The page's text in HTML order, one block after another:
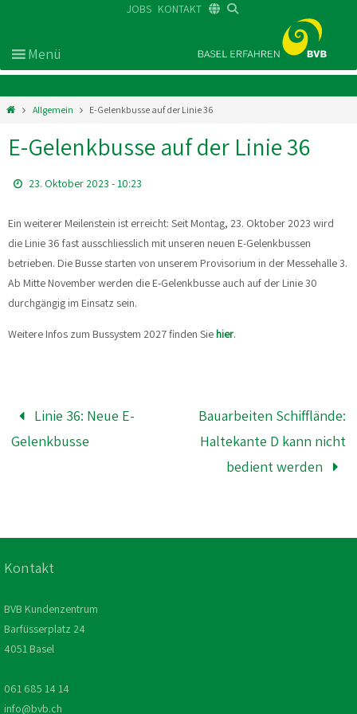
JOBS KONTAKT
Allgemein E-Gelenkbusse auf der Linie 36
E-Gelenkbusse auf der Linie 36
23. Oktober 2023 - 10:23
Ein weiterer Meilenstein ist erreicht: Seit Montag, 23. Oktober 2023 wird
die Linie 36 fast ausschliesslich mit unseren neuen E-Gelenkbussen
betrieben. Die Busse starten von unserem Provisorium in der Messehalle 3.
Ab Mitte November werden die E-Gelenkbusse auch auf der Linie 30
durchgängig im Einsatz sein.
Weitere Infos zum Bussystem 2027 finden Siehier.
Linie 36: Neue E-
Gelenkbusse
Bauarbeiten Schifflände:
Haltekante D kann nicht
bedient werden
Kontakt
BVB Kundenzentrum
Barfüsserplatz 24
4051 Basel
061 685 14 14
info@bvb.ch